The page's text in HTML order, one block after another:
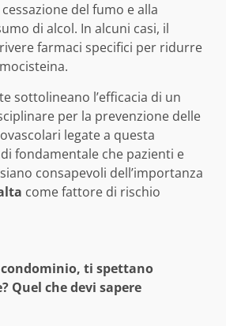
del fumo e alla
di alcol. In alcuni casi, il
farmaci specifici per ridurre
sottolineano l’efficacia di un
per la prevenzione delle
legate a questa
fondamentale che pazienti e
consapevoli dell’importanza
come fattore di rischio
ti spettano
Quel che devi sapere